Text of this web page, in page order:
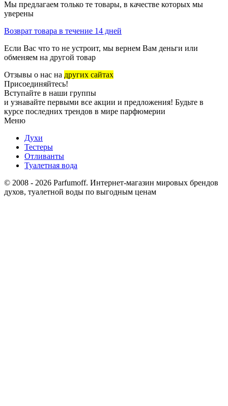
Мы предлагаем только те товары, в качестве которых мы
уверены
Возврат товара в течение 14 дней
Если Вас что то не устроит, мы вернем Вам деньги или
обменяем на другой товар
Отзывы о нас на других сайтах
Присоединяйтесь!
Вступайте в наши группы
и узнавайте первыми все акции и предложения! Будьте в
курсе последних трендов в мире парфюмерии
Меню
Духи
Тестеры
Отливанты
Туалетная вода
© 2008 - 2026 Parfumoff. Интернет-магазин мировых брендов
духов, туалетной воды по выгодным ценам